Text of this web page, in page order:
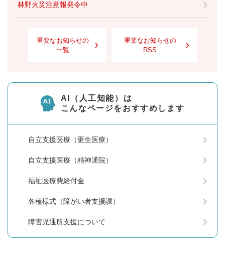
林野火災注意報発令中
重要なお知らせの
一覧
重要なお知らせの
RSS
AI（人工知能）は
こんなページをおすすめします
自立支援医療（更生医療）
自立支援医療（精神通院）
福祉医療費給付金
各種様式（障がい者支援課）
障害児通所支援について